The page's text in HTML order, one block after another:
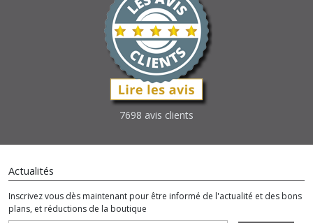
7698 avis clients
Actualités
Inscrivez vous dès maintenant pour être informé de l'actualité et des bons
plans, et réductions de la boutique